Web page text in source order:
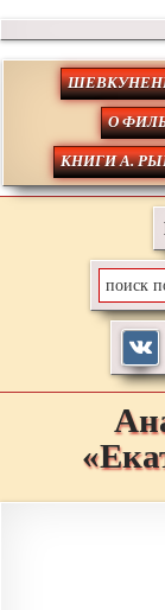
О
КНИГИ А.